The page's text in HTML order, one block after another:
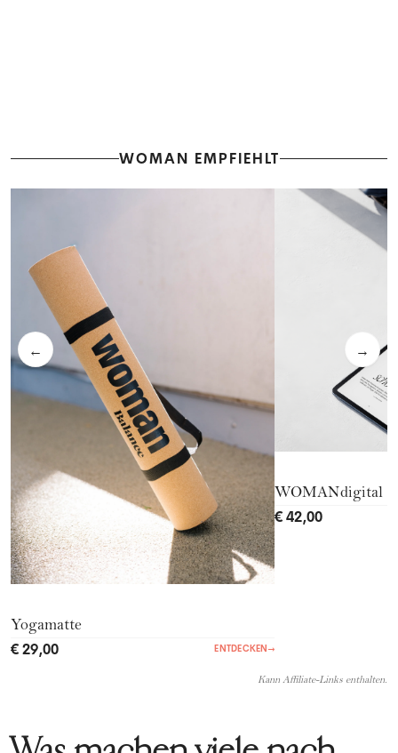
WOMAN EMPFIEHLT
← →
Yogamatte
€ 29,00 ENTDECKEN→
WOMANdigital
€ 42,00
Kann Affiliate-Links enthalten.